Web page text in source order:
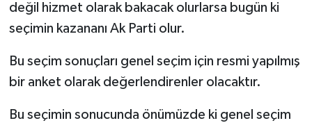
değil hizmet olarak bakacak olurlarsa bugün ki
seçimin kazananı Ak Parti olur.
Bu seçim sonuçları genel seçim için resmi yapılmış
bir anket olarak değerlendirenler olacaktır.
Bu seçimin sonucunda önümüzde ki genel seçim